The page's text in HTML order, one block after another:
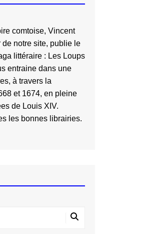
comtoise, Vincent
de notre site, publie le
littéraire : Les Loups
entraine dans une
à travers la
et 1674, en pleine
de Louis XIV.
les bonnes librairies.